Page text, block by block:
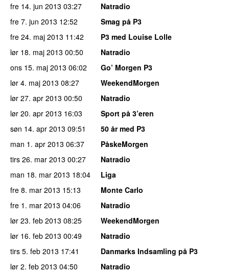
fre 14. jun 2013 03:27
Natradio
fre 7. jun 2013 12:52
Smag på P3
fre 24. maj 2013 11:42
P3 med Louise Lolle
lør 18. maj 2013 00:50
Natradio
ons 15. maj 2013 06:02
Go’ Morgen P3
lør 4. maj 2013 08:27
WeekendMorgen
lør 27. apr 2013 00:50
Natradio
lør 20. apr 2013 16:03
Sport på 3’eren
søn 14. apr 2013 09:51
50 år med P3
man 1. apr 2013 06:37
PåskeMorgen
tirs 26. mar 2013 00:27
Natradio
man 18. mar 2013 18:04
Liga
fre 8. mar 2013 15:13
Monte Carlo
fre 1. mar 2013 04:06
Natradio
lør 23. feb 2013 08:25
WeekendMorgen
lør 16. feb 2013 00:49
Natradio
tirs 5. feb 2013 17:41
Danmarks Indsamling på P3
lør 2. feb 2013 04:50
Natradio